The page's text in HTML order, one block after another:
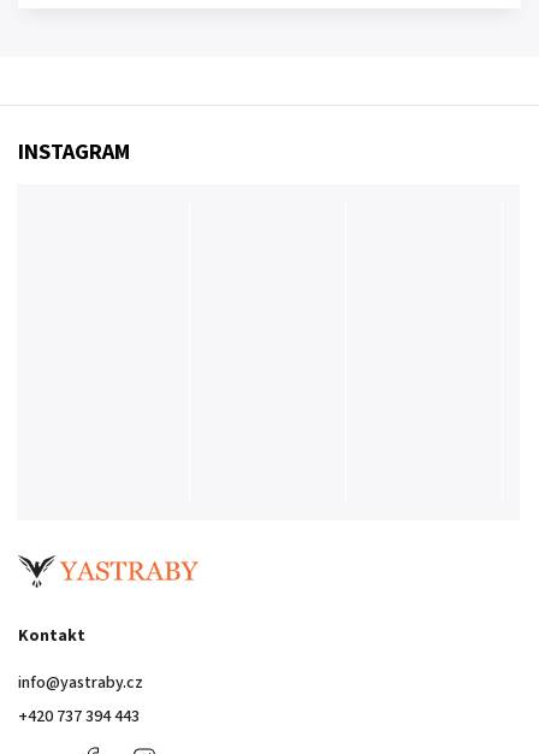
Kontakt
info@yastraby.cz
+420 737 394 443
INSTAGRAM